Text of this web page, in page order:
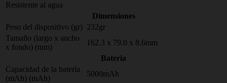
Resistente al agua
Dimensiones
Peso del dispositivo (gr) 232gr
Tamaño (largo x ancho
x fondo) (mm)
162.3 x 79.0 x 8.6mm
Bateria
Capacidad de la batería
(mAh) (mAh)
5000mAh